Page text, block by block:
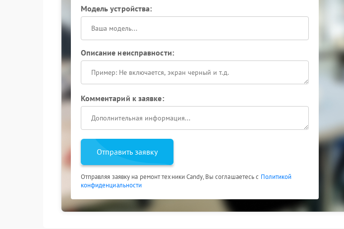
Модель устройства:
Описание неисправности:
Комментарий к заявке:
Отправить заявку
Отправляя заявку на ремонт техники Candy, Вы соглашаетесь с Политикой
конфиденциальности